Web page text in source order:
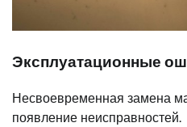
Эксплуатационные
Несвоевременная замена
появление неисправностей.